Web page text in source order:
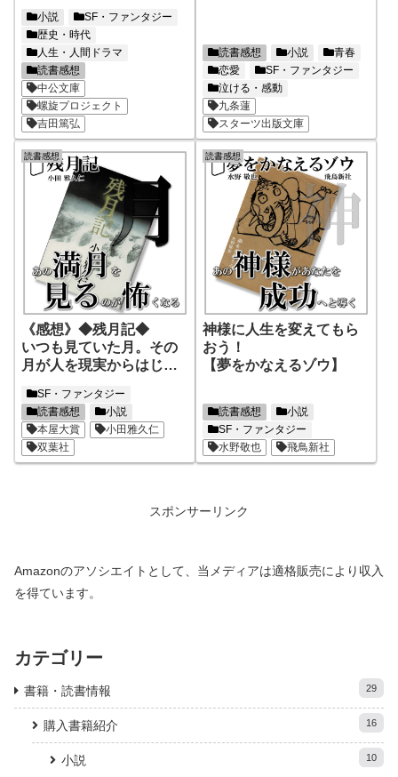
小説
SF・ファンタジー
歴史・時代
人生・人間ドラマ
読書感想
中公文庫
螺旋プロジェクト
吉田篤弘
読書感想 小説
青春
恋愛
SF・ファンタジー
泣ける・感動
九条蓮
スターツ出版文庫
読書感想
《感想》◆残月記◆
いつも見ていた月。その
月が人を現実からはじき
SF・ファンタジー
読書感想
小説
本屋大賞
小田雅久仁
双葉社
読書感想
神様に人生を変えてもら
おう！
【夢をかなえるゾウ】
読書感想
小説
SF・ファンタジー
水野敬也
飛鳥新社
スポンサーリンク
Amazonのアソシエイトとして、当メディアは適格販売により収入
を得ています。
カテゴリー
書籍・読書情報 29
購入書籍紹介 16
小説 10